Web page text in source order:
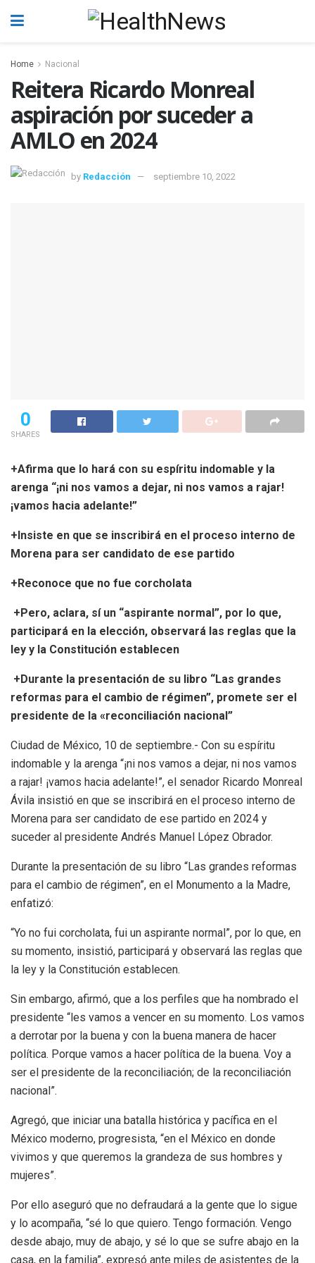
Home Nacional
Reitera Ricardo Monreal
aspiración por suceder a
AMLO en 2024
by Redacción septiembre 10, 2022
0
SHARES
+Afirma que lo hará con su espíritu indomable y la
arenga “¡ni nos vamos a dejar, ni nos vamos a rajar!
¡vamos hacia adelante!”
+Insiste en que se inscribirá en el proceso interno de
Morena para ser candidato de ese partido
+Reconoce que no fue corcholata
+Pero, aclara, sí un “aspirante normal”, por lo que,
participará en la elección, observará las reglas que la
ley y la Constitución establecen
+Durante la presentación de su libro “Las grandes
reformas para el cambio de régimen”, promete ser el
presidente de la «reconciliación nacional”
Ciudad de México, 10 de septiembre.- Con su espíritu
indomable y la arenga “¡ni nos vamos a dejar, ni nos vamos
a rajar! ¡vamos hacia adelante!”, el senador Ricardo Monreal
Ávila insistió en que se inscribirá en el proceso interno de
Morena para ser candidato de ese partido en 2024 y
suceder al presidente Andrés Manuel López Obrador.
Durante la presentación de su libro “Las grandes reformas
para el cambio de régimen”, en el Monumento a la Madre,
enfatizó:
“Yo no fui corcholata, fui un aspirante normal”, por lo que, en
su momento, insistió, participará y observará las reglas que
la ley y la Constitución establecen.
Sin embargo, afirmó, que a los perfiles que ha nombrado el
presidente “les vamos a vencer en su momento. Los vamos
a derrotar por la buena y con la buena manera de hacer
política. Porque vamos a hacer política de la buena. Voy a
ser el presidente de la reconciliación; de la reconciliación
nacional”.
Agregó, que iniciar una batalla histórica y pacífica en el
México moderno, progresista, “en el México en donde
vivimos y que queremos la grandeza de sus hombres y
mujeres”.
Por ello aseguró que no defraudará a la gente que lo sigue
y lo acompaña, “sé lo que quiero. Tengo formación. Vengo
desde abajo, muy de abajo, y sé lo que se sufre abajo en la
casa, en la familia”, expresó ante miles de asistentes de la